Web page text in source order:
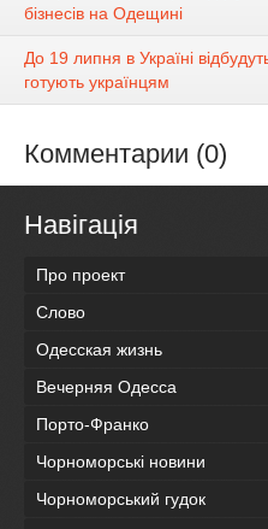
бізнесів на Одещині
До 19 липня в Україні
готують українцям
Комментарии (0)
Навігація
Про проект
Слово
Одесская жизнь
Вечерняя Одесса
Порто-Франко
Чорноморські новини
Чорноморський гудок